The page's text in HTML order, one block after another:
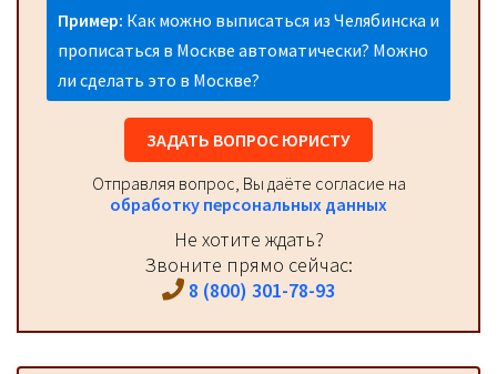
Пример: Как можно выписаться из Челябинска и
прописаться в Москве автоматически? Можно
ли сделать это в Москве?
ЗАДАТЬ ВОПРОС ЮРИСТУ
Отправляя вопрос, Вы даёте согласие на
обработку персональных данных
Не хотите ждать?
Звоните прямо сейчас:
8 (800) 301-78-93